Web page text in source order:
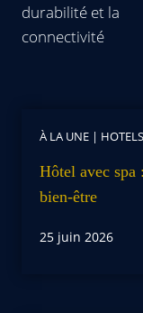
durabilité et la
connectivité
À LA UNE | HOTELS
Hôtel avec spa
bien-être
25 juin 2026